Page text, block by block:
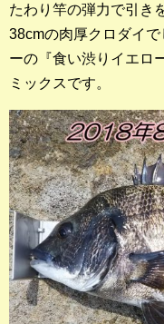
たわり竿の弾力で引き
38cmの肉厚クロダイ
ーの『食い渋りイエロ
ミックスです。